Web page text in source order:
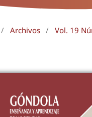
/ Archivos / Vol. 19